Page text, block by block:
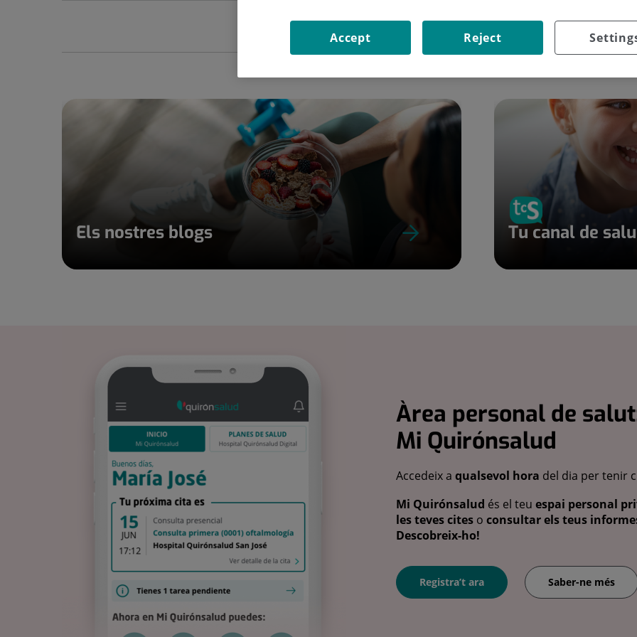
Els nostres blogs Tu canal de
Àrea personal de
Mi Quirónsalud
Accedeix a qualsevol hora del dia per tenir
Mi Quirónsalud és el teu espai personal
les teves cites o consultar els teus
Descobreix-ho!
Registra’t ara Saber-ne més
Reject
Accept